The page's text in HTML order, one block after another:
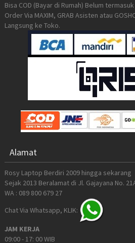
Bisa COD (Bayar di Rumah) Belum
Order Via MAXIM, GRAB Asisten atau
Langsung ke Toko.
Alamat
Rosy Laptop Berdiri 2009 hingga sekarang
Sejak 2013 Beralamat di Jl. Gajayana No.
WA : 089 800 679 27
Chat Via Whatsapp, KLIK:
JAM KERJA
09:00 - 17: 00 WIB